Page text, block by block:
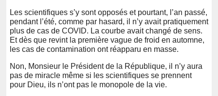
Les scientifiques s’y sont opposés et pourtant, l’an passé,
pendant l’été, comme par hasard, il n’y avait pratiquement
plus de cas de COVID. La courbe avait changé de sens.
Et dès que revint la première vague de froid en automne,
les cas de contamination ont réapparu en masse.
Non, Monsieur le Président de la République, il n’y aura
pas de miracle même si les scientifiques se prennent
pour Dieu, ils n’ont pas le monopole de la vie.